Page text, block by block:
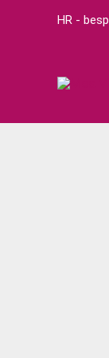
HR -